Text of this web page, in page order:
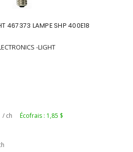
467373 LAMPE SHP 400E18
-LIGHT
/ ch Écofrais : 1,85 $